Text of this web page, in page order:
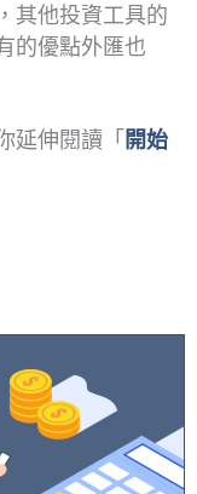
其他投資工具的
的優點外匯也
延伸閱讀「 開始